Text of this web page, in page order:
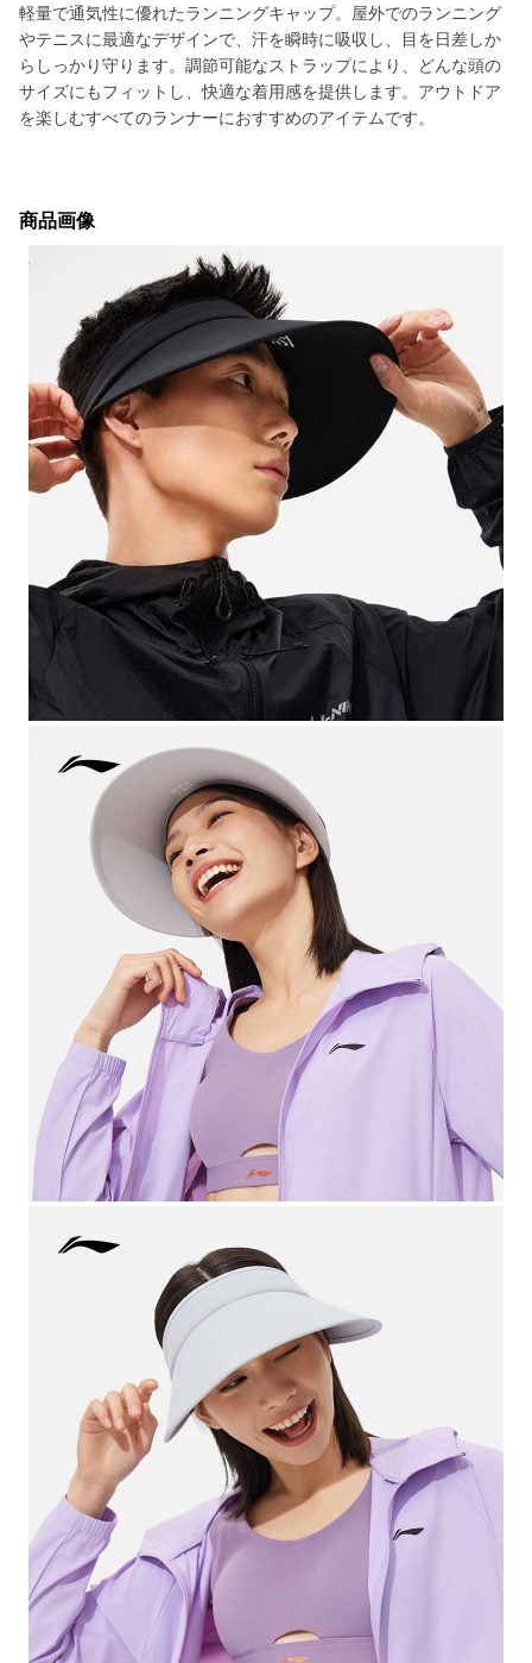
軽量で通気性に優れたランニングキャップ。屋外でのランニング
やテニスに最適なデザインで、汗を瞬時に吸収し、目を日差しか
らしっかり守ります。調節可能なストラップにより、どんな頭の
サイズにもフィットし、快適な着用感を提供します。アウトドア
を楽しむすべてのランナーにおすすめのアイテムです。
商品画像